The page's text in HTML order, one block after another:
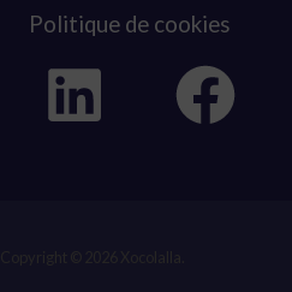
Politique de cookies